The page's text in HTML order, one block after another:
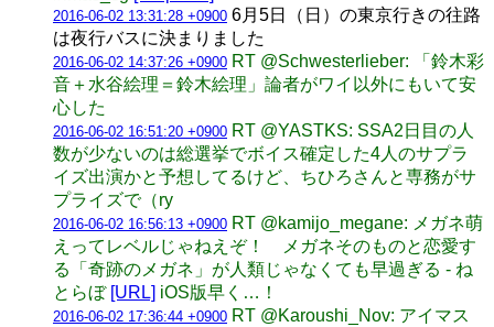
2016-06-02 13:31:28 +0900 6月5日（日）の東京行きの往路
は夜行バスに決まりました
2016-06-02 14:37:26 +0900 RT @Schwesterlieber: 「鈴木彩
音＋水谷絵理＝鈴木絵理」論者がワイ以外にもいて安
心した
2016-06-02 16:51:20 +0900 RT @YASTKS: SSA2日目の人
数が少ないのは総選挙でボイス確定した4人のサプラ
イズ出演かと予想してるけど、ちひろさんと専務がサ
プライズで（ry
2016-06-02 16:56:13 +0900 RT @kamijo_megane: メガネ萌
えってレベルじゃねえぞ！ メガネそのものと恋愛す
る「奇跡のメガネ」が人類じゃなくても早過ぎる - ね
とらぼ [URL] iOS版早く…！
2016-06-02 17:36:44 +0900 RT @Karoushi_Nov: アイマス